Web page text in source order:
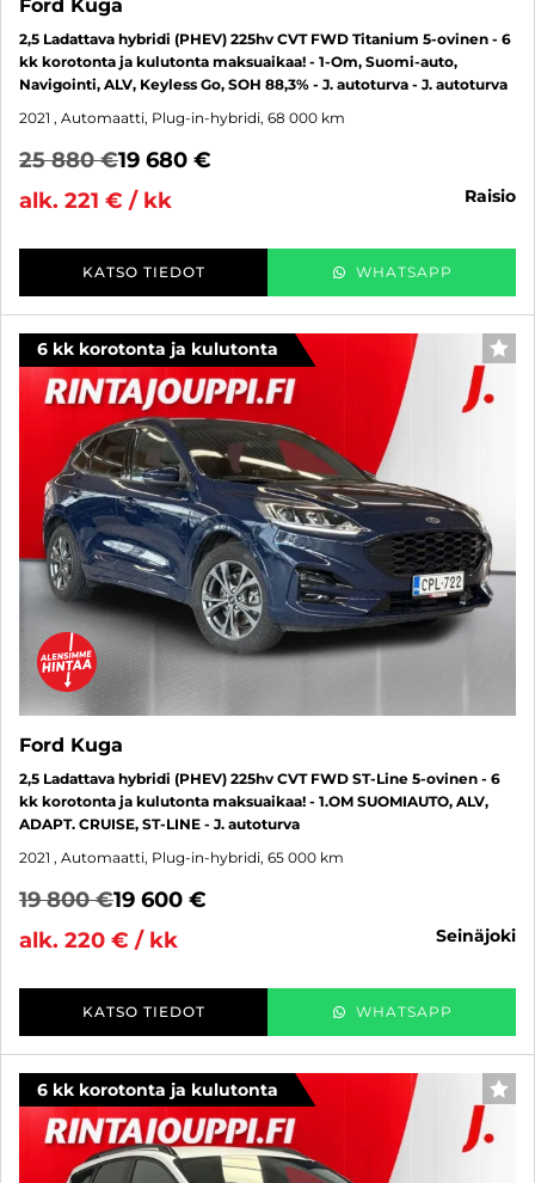
Ford Kuga
2,5 Ladattava hybridi (PHEV) 225hv CVT FWD Titanium 5-ovinen - 6
kk korotonta ja kulutonta maksuaikaa! - 1-Om, Suomi-auto,
Navigointi, ALV, Keyless Go, SOH 88,3% - J. autoturva - J. autoturva
2021 , Automaatti, Plug-in-hybridi, 68 000 km
25 880 €19 680 €
alk. 221 € / kk
raisio
KATSO TIEDOT WHATSAPP
6 kk korotonta ja kulutonta
Ford Kuga
2,5 Ladattava hybridi (PHEV) 225hv CVT FWD ST-Line 5-ovinen - 6
kk korotonta ja kulutonta maksuaikaa! - 1.OM SUOMIAUTO, ALV,
ADAPT. CRUISE, ST-LINE - J. autoturva
2021 , Automaatti, Plug-in-hybridi, 65 000 km
19 800 €19 600 €
alk. 220 € / kk
seinäjoki
KATSO TIEDOT WHATSAPP
6 kk korotonta ja kulutonta